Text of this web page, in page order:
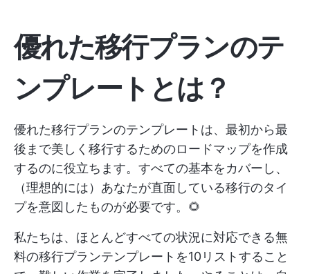
優れた移行プランのテ
ンプレートとは？
優れた移行プランのテンプレートは、最初から最
後まで美しく移行するためのロードマップを作成
するのに役立ちます。すべての基本をカバーし、
（理想的には）あなたが直面している移行のタイ
プを意図したものが必要です。🌻
私たちは、ほとんどすべての状況に対応できる無
料の移行プランテンプレートを10リストすること